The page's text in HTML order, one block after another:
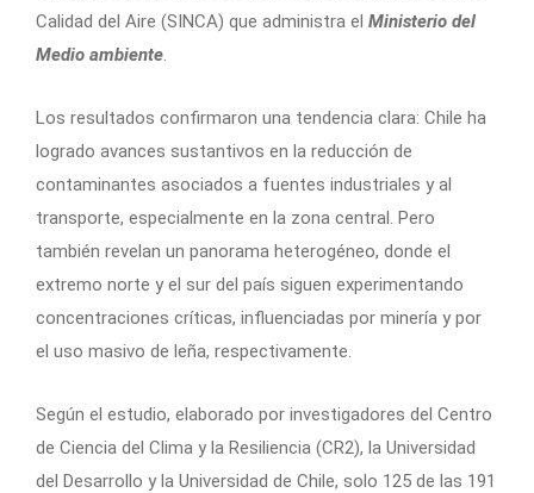
Calidad del Aire (SINCA) que administra el Ministerio del
Medio ambiente.
Los resultados confirmaron una tendencia clara: Chile ha
logrado avances sustantivos en la reducción de
contaminantes asociados a fuentes industriales y al
transporte, especialmente en la zona central. Pero
también revelan un panorama heterogéneo, donde el
extremo norte y el sur del país siguen experimentando
concentraciones críticas, influenciadas por minería y por
el uso masivo de leña, respectivamente.
Según el estudio, elaborado por investigadores del Centro
de Ciencia del Clima y la Resiliencia (CR2), la Universidad
del Desarrollo y la Universidad de Chile, solo 125 de las 191